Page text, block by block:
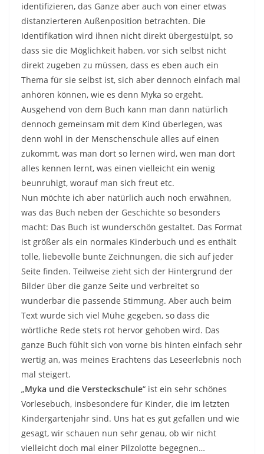
identifizieren, das Ganze aber auch von einer etwas
distanzierteren Außenposition betrachten. Die
Identifikation wird ihnen nicht direkt übergestülpt, so
dass sie die Möglichkeit haben, vor sich selbst nicht
direkt zugeben zu müssen, dass es eben auch ein
Thema für sie selbst ist, sich aber dennoch einfach mal
anhören können, wie es denn Myka so ergeht.
Ausgehend von dem Buch kann man dann natürlich
dennoch gemeinsam mit dem Kind überlegen, was
denn wohl in der Menschenschule alles auf einen
zukommt, was man dort so lernen wird, wen man dort
alles kennen lernt, was einen vielleicht ein wenig
beunruhigt, worauf man sich freut etc.
Nun möchte ich aber natürlich auch noch erwähnen,
was das Buch neben der Geschichte so besonders
macht: Das Buch ist wunderschön gestaltet. Das Format
ist größer als ein normales Kinderbuch und es enthält
tolle, liebevolle bunte Zeichnungen, die sich auf jeder
Seite finden. Teilweise zieht sich der Hintergrund der
Bilder über die ganze Seite und verbreitet so
wunderbar die passende Stimmung. Aber auch beim
Text wurde sich viel Mühe gegeben, so dass die
wörtliche Rede stets rot hervor gehoben wird. Das
ganze Buch fühlt sich von vorne bis hinten einfach sehr
wertig an, was meines Erachtens das Leseerlebnis noch
mal steigert.
„Myka und die Versteckschule“ ist ein sehr schönes
Vorlesebuch, insbesondere für Kinder, die im letzten
Kindergartenjahr sind. Uns hat es gut gefallen und wie
gesagt, wir schauen nun sehr genau, ob wir nicht
vielleicht doch mal einer Pilzolotte begegnen…